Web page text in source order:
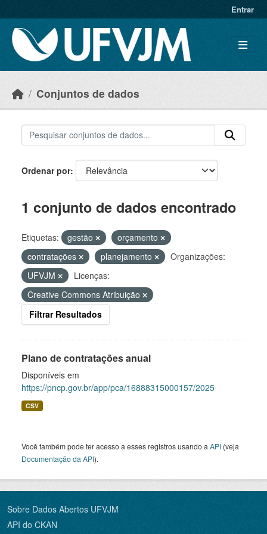
Entrar
Conjuntos de dados
Ordenar por
1 conjunto de dados encontrado
Etiquetas: gestão
orçamento
contratações
planejamento
Organizações:
UFVJM
Licenças:
Creative Commons Atribuição
Filtrar Resultados
Plano de contratações anual
Disponíveis em
https://pncp.gov.br/app/pca/16888315000157/2025
CSV
Você também pode ter acesso a esses registros usando a API (veja
Documentação da API).
Sobre Dados Abertos UFVJM
API do CKAN